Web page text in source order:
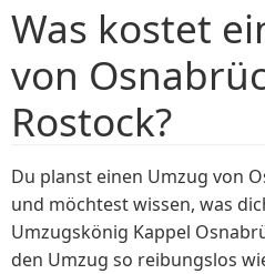
Was kostet
von
Rostock?
Du planst einen Umzug von
und möchtest wissen, was
Umzugskönig Kappel
den Umzug so reibungslos